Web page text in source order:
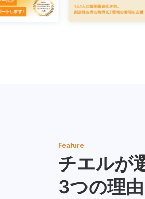
Feature
チエルが
3つの理由